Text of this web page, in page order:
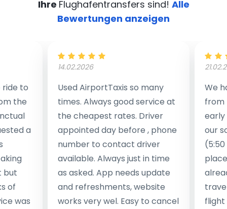
Ihre Flughafentransfers sind! Alle
Bewertungen anzeigen
to
the
a
but
of
was
14.02.2026
Used AirportTaxis so many
times. Always good service at
the cheapest rates. Driver
appointed day before , phone
number to contact driver
available. Always just in time
as asked. App needs update
and refreshments, website
works very wel. Easy to cancel
We
from
early
our
flight